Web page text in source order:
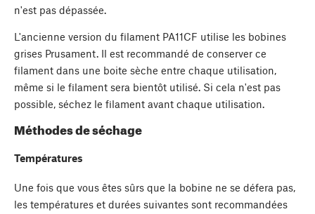
n'est pas dépassée.
L'ancienne version du filament PA11CF utilise les bobines
grises Prusament. Il est recommandé de conserver ce
filament dans une boite sèche entre chaque utilisation,
même si le filament sera bientôt utilisé. Si cela n'est pas
possible, séchez le filament avant chaque utilisation.
Méthodes de séchage
Températures
Une fois que vous êtes sûrs que la bobine ne se défera pas,
les températures et durées suivantes sont recommandées